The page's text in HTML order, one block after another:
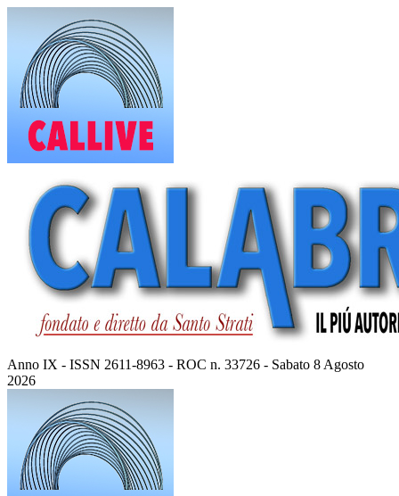
contenuto
Anno IX - ISSN 2611-8963 - ROC n. 33726 - Sabato 8 Agosto
2026